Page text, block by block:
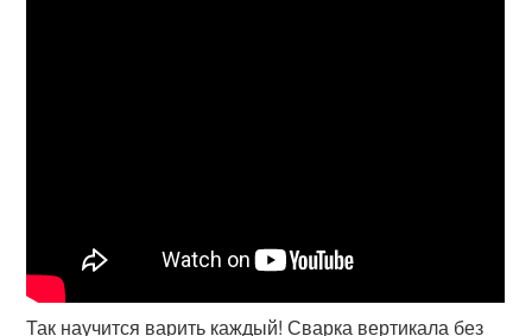
Так научится варить каждый! Сварка вертикала без